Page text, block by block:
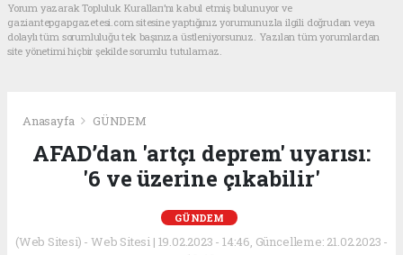
Yorum yazarak Topluluk Kuralları’nı kabul etmiş bulunuyor ve
gaziantepgapgazetesi.com sitesine yaptığınız yorumunuzla ilgili doğrudan veya
dolaylı tüm sorumluluğu tek başınıza üstleniyorsunuz. Yazılan tüm yorumlardan
site yönetimi hiçbir şekilde sorumlu tutulamaz.
Anasayfa GÜNDEM
AFAD’dan 'artçı deprem' uyarısı:
'6 ve üzerine çıkabilir'
GÜNDEM
(Web Sitesi) - Web Sitesi | 19.02.2023 - 14:46, Güncelleme: 21.02.2023 -